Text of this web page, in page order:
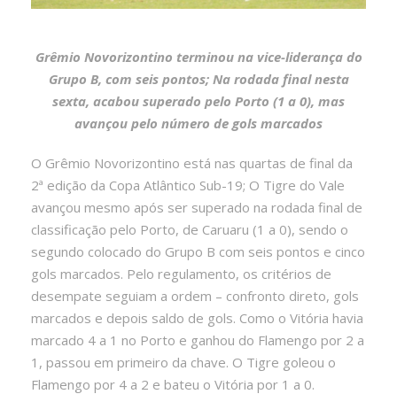
Grêmio Novorizontino terminou na vice-liderança do
Grupo B, com seis pontos; Na rodada final nesta
sexta, acabou superado pelo Porto (1 a 0), mas
avançou pelo número de gols marcados
O Grêmio Novorizontino está nas quartas de final da
2ª edição da Copa Atlântico Sub-19; O Tigre do Vale
avançou mesmo após ser superado na rodada final de
classificação pelo Porto, de Caruaru (1 a 0), sendo o
segundo colocado do Grupo B com seis pontos e cinco
gols marcados. Pelo regulamento, os critérios de
desempate seguiam a ordem – confronto direto, gols
marcados e depois saldo de gols. Como o Vitória havia
marcado 4 a 1 no Porto e ganhou do Flamengo por 2 a
1, passou em primeiro da chave. O Tigre goleou o
Flamengo por 4 a 2 e bateu o Vitória por 1 a 0.